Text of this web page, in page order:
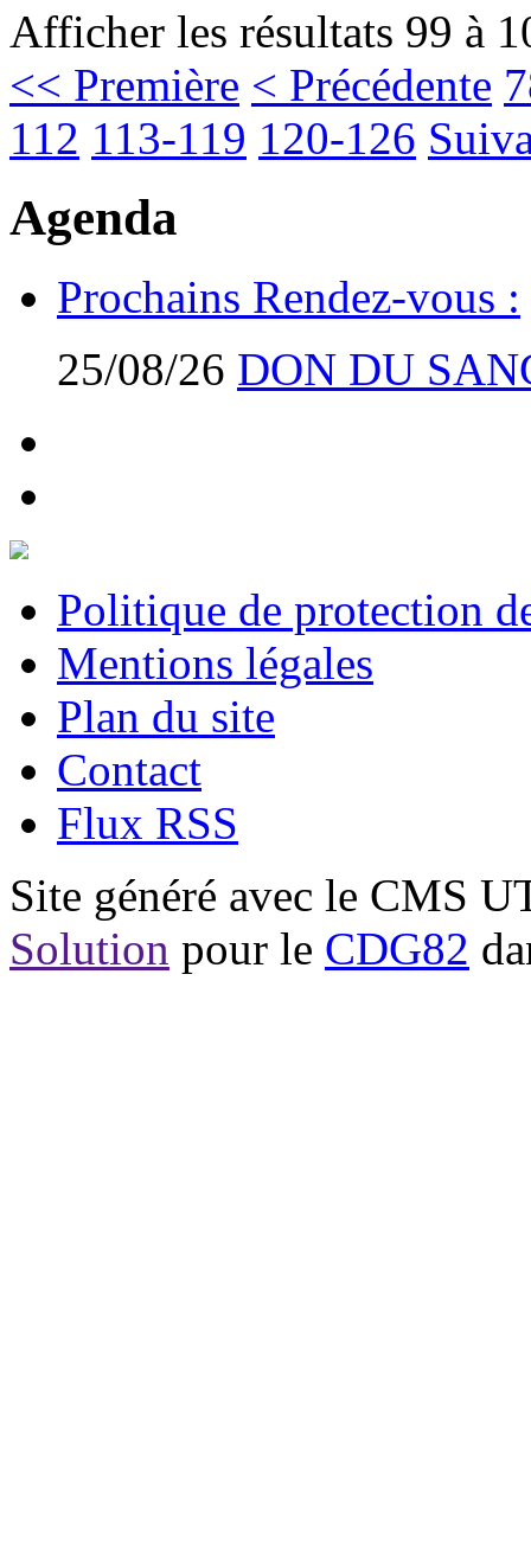
Afficher les résultats 99 à
<< Première < Précédente
112 113-119 120-126
Agenda
Prochains Rendez-vous :
25/08/26 DON DU
Politique de protection
Mentions légales
Plan du site
Contact
Flux RSS
Site généré avec le CMS
Solution pour le CDG82